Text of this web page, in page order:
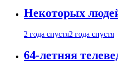
Некоторых
2 года спустя2 года спустя
64-летняя